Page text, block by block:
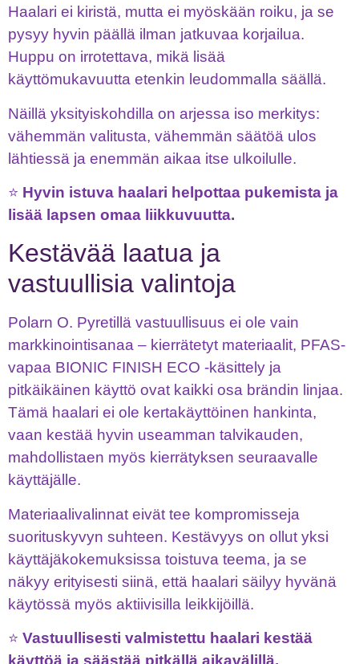
Haalari ei kiristä, mutta ei myöskään roiku, ja se
pysyy hyvin päällä ilman jatkuvaa korjailua.
Huppu on irrotettava, mikä lisää
käyttömukavuutta etenkin leudommalla säällä.
Näillä yksityiskohdilla on arjessa iso merkitys:
vähemmän valitusta, vähemmän säätöä ulos
lähtiessä ja enemmän aikaa itse ulkoilulle.
⭐ Hyvin istuva haalari helpottaa pukemista ja
lisää lapsen omaa liikkuvuutta.
Kestävää laatua ja
vastuullisia valintoja
Polarn O. Pyretillä vastuullisuus ei ole vain
markkinointisanaa – kierrätetyt materiaalit, PFAS-
vapaa BIONIC FINISH ECO -käsittely ja
pitkäikäinen käyttö ovat kaikki osa brändin linjaa.
Tämä haalari ei ole kertakäyttöinen hankinta,
vaan kestää hyvin useamman talvikauden,
mahdollistaen myös kierrätyksen seuraavalle
käyttäjälle.
Materiaalivalinnat eivät tee kompromisseja
suorituskyvyn suhteen. Kestävyys on ollut yksi
käyttäjäkokemuksissa toistuva teema, ja se
näkyy erityisesti siinä, että haalari säilyy hyvänä
käytössä myös aktiivisilla leikkijöillä.
⭐ Vastuullisesti valmistettu haalari kestää
käyttöä ja säästää pitkällä aikavälillä.